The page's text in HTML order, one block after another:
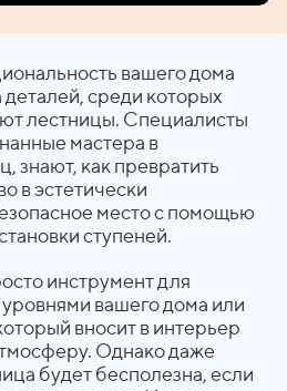
вашего дома
деталей, среди которых
лестницы. Специалисты
мастера в
знают, как превратить
в эстетически
место с помощью
ступеней.
инструмент для
вашего дома или
вносит в интерьер
Однако даже
будет бесполезна, если